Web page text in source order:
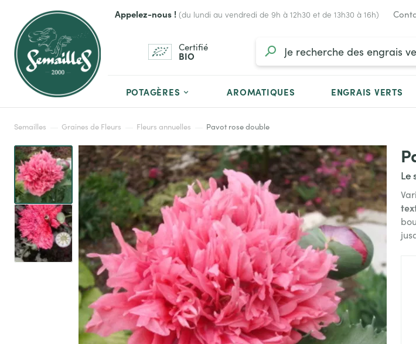
Appelez-nous ! (du lundi au vendredi de 9h à 12h30 et de 13h30 à 16h)
Certifié
BIO
POTAGÈRES AROMATIQUES ENGRAIS VERTS
Semailles Graines de Fleurs Fleurs annuelles Pavot rose double
Le